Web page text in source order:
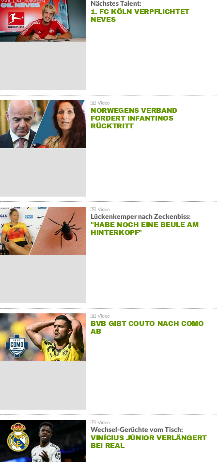
Nächstes Talent:
1. FC KÖLN VERPFLICHTET
NEVES
NORWEGENS VERBAND
FORDERT INFANTINOS
RÜCKTRITT
Lückenkemper nach Zeckenbiss:
"HABE NOCH EINE BEULE AM
HINTERKOPF"
BVB GIBT COUTO NACH COMO
AB
Wechsel-Gerüchte vom Tisch:
VINÍCIUS JÚNIOR VERLÄNGERT
BEI REAL